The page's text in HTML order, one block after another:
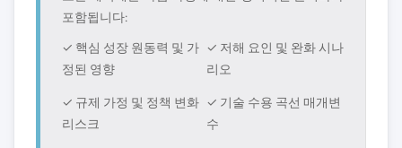
포함됩니다:
✓ 핵심 성장 원동력 및 가
정된 영향
✓ 저해 요인 및 완화 시나
리오
✓ 규제 가정 및 정책 변화
리스크
✓ 기술 수용 곡선 매개변
수